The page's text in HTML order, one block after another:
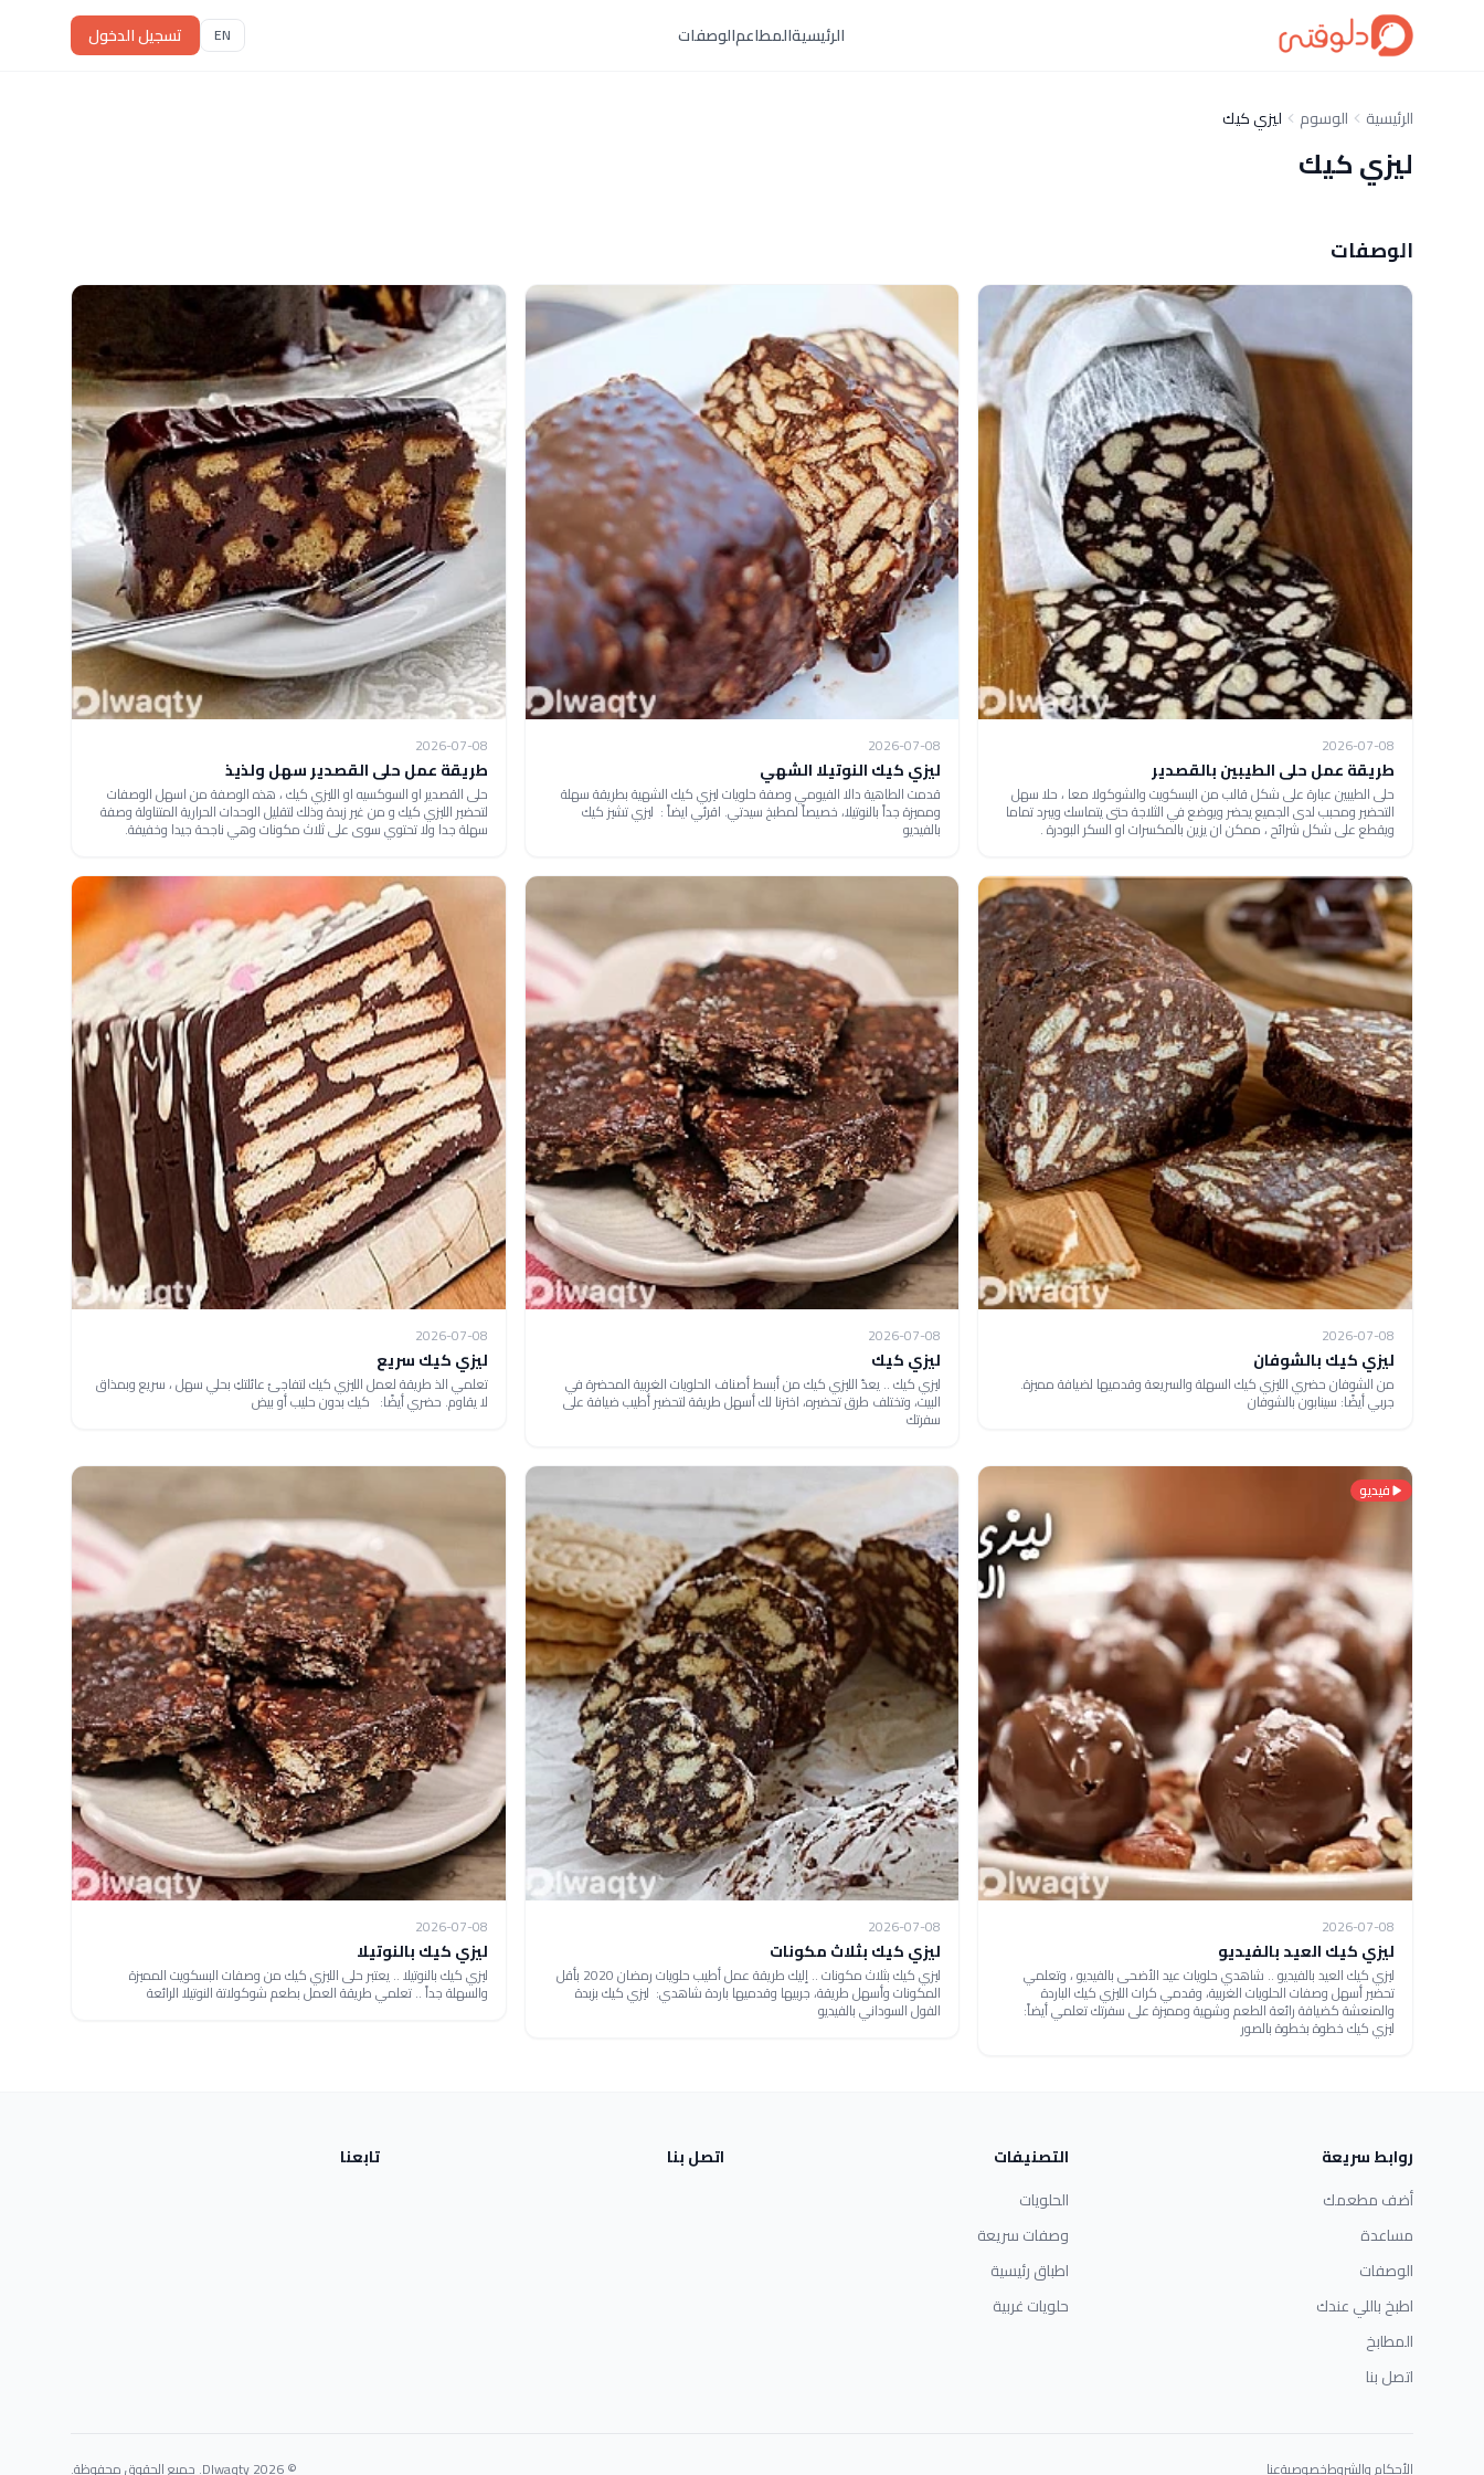
الرئيسيةالمطاعمالوصفات EN تسجيل الدخول
الرئيسية الوسوم ليزي كيك
ليزي كيك
الوصفات
2026-07-08
طريقة عمل حلى الطيبين بالقصدير
حلى الطيبين عبارة على شكل قالب من البسكويت والشوكولا معا ، حلا سهل
التحضير ومحبب لدى الجميع يحضر ويوضع في الثلاجة حتى يتماسك ويبرد تماما
ويقطع على شكل شرائح ، ممكن ان يزين بالمكسرات او السكر البودرة .
2026-07-08
ليزي كيك النوتيلا الشهي
قدمت الطاهية دالا الفيومي وصفة حلويات ليزي كيك الشهية بطريقة سهلة
ومميزة جداً بالنوتيلا، خصيصاً لمطبخ سيدتي. اقرئي ايضاً : ليزي تشيز كيك
بالفيديو
2026-07-08
طريقة عمل حلى القصدير سهل ولذيذ
حلى القصدير او السوكسيه او الليزي كيك ، هذه الوصفة من اسهل الوصفات
لتحضير الليزي كيك و من غير زبدة وذلك لتقليل الوحدات الحرارية المتناولة وصفة
سهلة جدا ولا تحتوي سوى على ثلاث مكونات وهي ناجحة جيدا وخفيفة.
2026-07-08
ليزي كيك بالشوفان
من الشوفان حضري الليزي كيك السهلة والسريعة وقدميها لضيافة مميزة.
جربي أيضًا: سينابون بالشوفان
2026-07-08
ليزي كيك
ليزي كيك .. يعدّ الليزي كيك من أبسط أصناف الحلويات الغربية المحضرة في
البيت، وتختلف طرق تحضيره، اخترنا لك أسهل طريقة لتحضير أطيب ضيافة على
سفرتك
2026-07-08
ليزي كيك سريع
تعلمي الذ طريقة لعمل الليزي كيك لتفاجئ عائلتكِ بحلي سهل ، سريع وبمذاق
لا يقاوم. حضري أيضًا: كيك بدون حليب أو بيض
فيديو
2026-07-08
ليزي كيك العيد بالفيديو
ليزي كيك العيد بالفيديو .. شاهدي حلويات عيد الأضحى بالفيديو ، وتعلمي
تحضير أسهل وصفات الحلويات الغربية، وقدمي كرات الليزي كيك الباردة
والمنعشة كضيافة رائعة الطعم وشهية ومميزة على سفرتك تعلمي أيضاً:
ليزي كيك خطوة بخطوة بالصور
2026-07-08
ليزي كيك بثلاث مكونات
ليزي كيك بثلاث مكونات .. إليك طريقة عمل أطيب حلويات رمضان 2020 بأقل
المكونات وأسهل طريقة، جربيها وقدميها باردة شاهدي: ليزي كيك بزبدة
الفول السوداني بالفيديو
2026-07-08
ليزي كيك بالنوتيلا
ليزي كيك بالنوتيلا .. يعتبر حلى الليزي كيك من وصفات البسكويت المميزة
والسهلة جداً .. تعلمي طريقة العمل بطعم شوكولاتة النوتيلا الرائعة
روابط سريعة
أضف مطعمك
مساعدة
الوصفات
اطبخ باللي عندك
المطابخ
اتصل بنا
التصنيفات
الحلويات
وصفات سريعة
اطباق رئيسية
حلويات غربية
اتصل بنا تابعنا
الأحكام والشروطخصوصيةعنا © 2026 Dlwaqty. جميع الحقوق محفوظة.